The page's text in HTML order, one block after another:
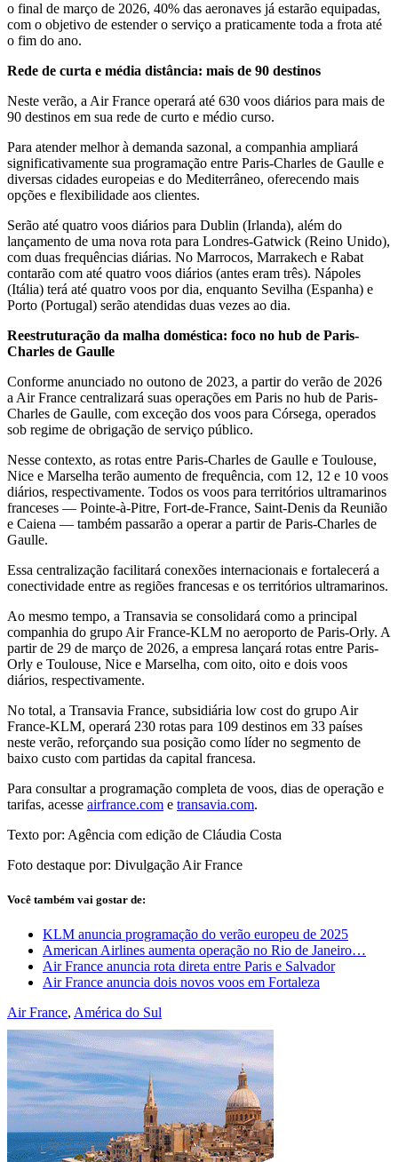
o final de março de 2026, 40% das aeronaves já estarão equipadas,
com o objetivo de estender o serviço a praticamente toda a frota até
o fim do ano.
Rede de curta e média distância: mais de 90 destinos
Neste verão, a Air France operará até 630 voos diários para mais de
90 destinos em sua rede de curto e médio curso.
Para atender melhor à demanda sazonal, a companhia ampliará
significativamente sua programação entre Paris-Charles de Gaulle e
diversas cidades europeias e do Mediterrâneo, oferecendo mais
opções e flexibilidade aos clientes.
Serão até quatro voos diários para Dublin (Irlanda), além do
lançamento de uma nova rota para Londres-Gatwick (Reino Unido),
com duas frequências diárias. No Marrocos, Marrakech e Rabat
contarão com até quatro voos diários (antes eram três). Nápoles
(Itália) terá até quatro voos por dia, enquanto Sevilha (Espanha) e
Porto (Portugal) serão atendidas duas vezes ao dia.
Reestruturação da malha doméstica: foco no hub de Paris-
Charles de Gaulle
Conforme anunciado no outono de 2023, a partir do verão de 2026
a Air France centralizará suas operações em Paris no hub de Paris-
Charles de Gaulle, com exceção dos voos para Córsega, operados
sob regime de obrigação de serviço público.
Nesse contexto, as rotas entre Paris-Charles de Gaulle e Toulouse,
Nice e Marselha terão aumento de frequência, com 12, 12 e 10 voos
diários, respectivamente. Todos os voos para territórios ultramarinos
franceses — Pointe-à-Pitre, Fort-de-France, Saint-Denis da Reunião
e Caiena — também passarão a operar a partir de Paris-Charles de
Gaulle.
Essa centralização facilitará conexões internacionais e fortalecerá a
conectividade entre as regiões francesas e os territórios ultramarinos.
Ao mesmo tempo, a Transavia se consolidará como a principal
companhia do grupo Air France-KLM no aeroporto de Paris-Orly. A
partir de 29 de março de 2026, a empresa lançará rotas entre Paris-
Orly e Toulouse, Nice e Marselha, com oito, oito e dois voos
diários, respectivamente.
No total, a Transavia France, subsidiária low cost do grupo Air
France-KLM, operará 230 rotas para 109 destinos em 33 países
neste verão, reforçando sua posição como líder no segmento de
baixo custo com partidas da capital francesa.
Para consultar a programação completa de voos, dias de operação e
tarifas, acesse airfrance.com e transavia.com.
Texto por: Agência com edição de Cláudia Costa
Foto destaque por: Divulgação Air France
Você também vai gostar de:
KLM anuncia programação do verão europeu de 2025
American Airlines aumenta operação no Rio de Janeiro…
Air France anuncia rota direta entre Paris e Salvador
Air France anuncia dois novos voos em Fortaleza
Air France, América do Sul